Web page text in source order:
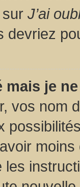
J’ai
devriez
je
vos nom
les